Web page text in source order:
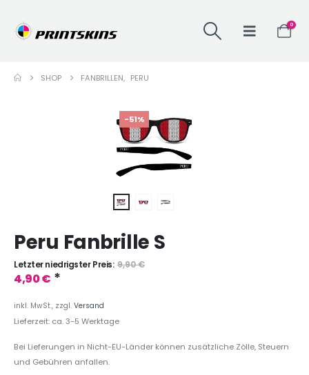
0
SHOP FANBRILLEN, PERU
-51%
Peru Fanbrille S
Letzter niedrigster Preis: 9,90€
4,90€ *
inkl. MwSt., zzgl. Versand
Lieferzeit: ca. 3-5 Werktage
Bei Lieferungen in Nicht-EU-Länder können zusätzliche Zölle, Steuern
und Gebühren anfallen.